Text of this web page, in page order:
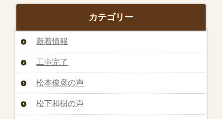
カテゴリー
新着情報
工事完了
松本俊彦の声
松下和樹の声